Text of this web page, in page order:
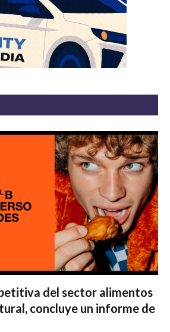
del sector alimentos
concluye un informe de